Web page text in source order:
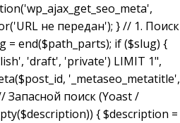
не передан'); } // 1. Поиск
= end($path_parts); if ($slug) {
'draft', 'private') LIMIT 1",
'_metaseo_metatitle',
Запасной поиск (Yoast /
{ $description =